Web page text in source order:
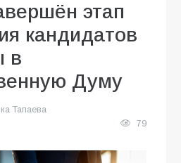
этап
кандидатов
в
Думу
Тапаева
79